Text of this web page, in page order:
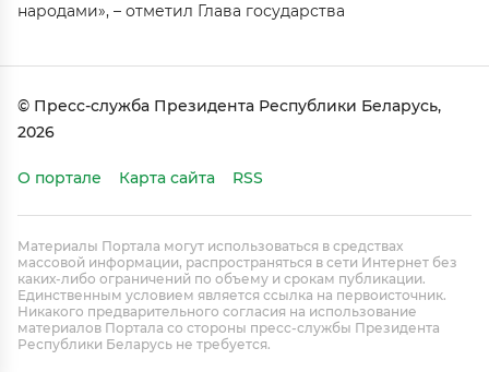
народами», – отметил Глава государства
© Пресс-служба Президента Республики Беларусь,
2026
О портале Карта сайта RSS
Материалы Портала могут использоваться в средствах
массовой информации, распространяться в сети Интернет без
каких-либо ограничений по объему и срокам публикации.
Единственным условием является ссылка на первоисточник.
Никакого предварительного согласия на использование
материалов Портала со стороны пресс-службы Президента
Республики Беларусь не требуется.